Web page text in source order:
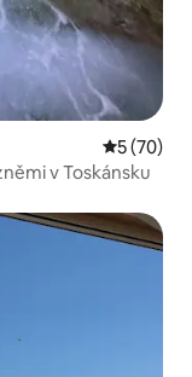
Průměrné
5 (70)
v Toskánsku